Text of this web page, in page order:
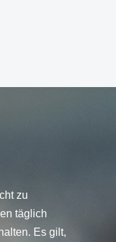
zu
täglich
Es gilt,